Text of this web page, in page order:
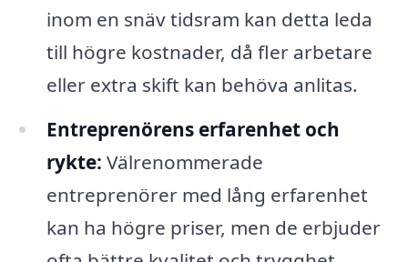
inom en snäv tidsram kan detta leda
till högre kostnader, då fler arbetare
eller extra skift kan behöva anlitas.
Entreprenörens erfarenhet och
rykte: Välrenommerade
entreprenörer med lång erfarenhet
kan ha högre priser, men de erbjuder